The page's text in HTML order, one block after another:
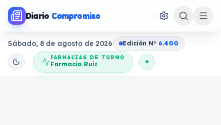
Diario Compromiso
Sábado, 8 de agosto de 2026 Edición No 6.400
FARMACIAS DE TURNO
Farmacia Ruiz